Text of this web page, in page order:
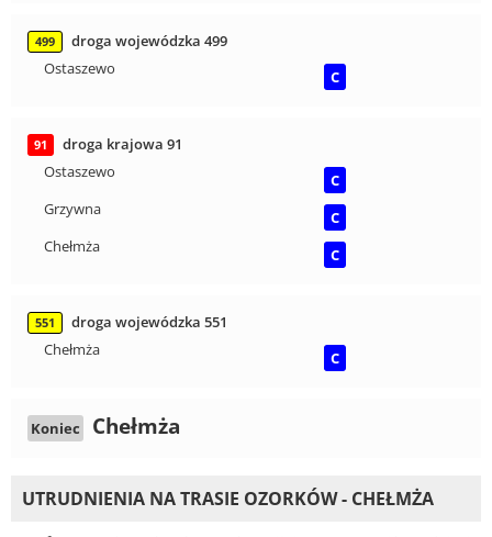
499
droga wojewódzka 499
Ostaszewo
C
91
droga krajowa 91
Ostaszewo
C
Grzywna
C
Chełmża
C
551
droga wojewódzka 551
Chełmża
C
Koniec Chełmża
UTRUDNIENIA NA TRASIE OZORKÓW - CHEŁMŻA